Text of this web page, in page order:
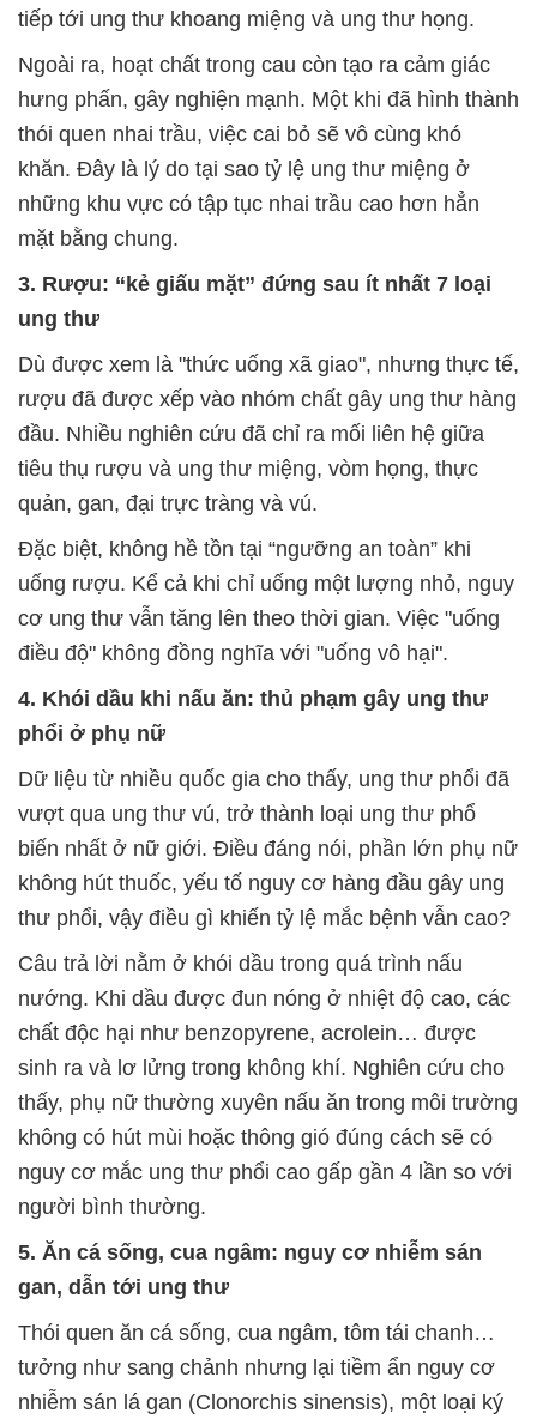
tiếp tới ung thư khoang miệng và ung thư họng.
Ngoài ra, hoạt chất trong cau còn tạo ra cảm giác
hưng phấn, gây nghiện mạnh. Một khi đã hình thành
thói quen nhai trầu, việc cai bỏ sẽ vô cùng khó
khăn. Đây là lý do tại sao tỷ lệ ung thư miệng ở
những khu vực có tập tục nhai trầu cao hơn hẳn
mặt bằng chung.
3. Rượu: “kẻ giấu mặt” đứng sau ít nhất 7 loại
ung thư
Dù được xem là "thức uống xã giao", nhưng thực tế,
rượu đã được xếp vào nhóm chất gây ung thư hàng
đầu. Nhiều nghiên cứu đã chỉ ra mối liên hệ giữa
tiêu thụ rượu và ung thư miệng, vòm họng, thực
quản, gan, đại trực tràng và vú.
Đặc biệt, không hề tồn tại “ngưỡng an toàn” khi
uống rượu. Kể cả khi chỉ uống một lượng nhỏ, nguy
cơ ung thư vẫn tăng lên theo thời gian. Việc "uống
điều độ" không đồng nghĩa với "uống vô hại".
4. Khói dầu khi nấu ăn: thủ phạm gây ung thư
phổi ở phụ nữ
Dữ liệu từ nhiều quốc gia cho thấy, ung thư phổi đã
vượt qua ung thư vú, trở thành loại ung thư phổ
biến nhất ở nữ giới. Điều đáng nói, phần lớn phụ nữ
không hút thuốc, yếu tố nguy cơ hàng đầu gây ung
thư phổi, vậy điều gì khiến tỷ lệ mắc bệnh vẫn cao?
Câu trả lời nằm ở khói dầu trong quá trình nấu
nướng. Khi dầu được đun nóng ở nhiệt độ cao, các
chất độc hại như benzopyrene, acrolein… được
sinh ra và lơ lửng trong không khí. Nghiên cứu cho
thấy, phụ nữ thường xuyên nấu ăn trong môi trường
không có hút mùi hoặc thông gió đúng cách sẽ có
nguy cơ mắc ung thư phổi cao gấp gần 4 lần so với
người bình thường.
5. Ăn cá sống, cua ngâm: nguy cơ nhiễm sán
gan, dẫn tới ung thư
Thói quen ăn cá sống, cua ngâm, tôm tái chanh…
tưởng như sang chảnh nhưng lại tiềm ẩn nguy cơ
nhiễm sán lá gan (Clonorchis sinensis), một loại ký